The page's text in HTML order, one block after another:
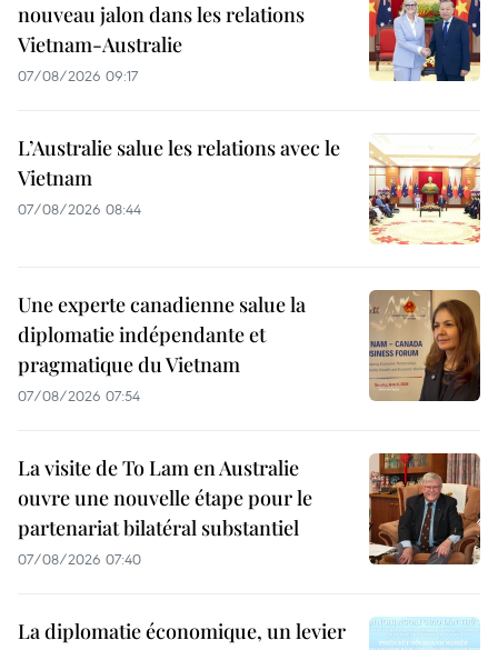
nouveau jalon dans les relations
Vietnam-Australie
07/08/2026 09:17
L’Australie salue les relations avec le
Vietnam
07/08/2026 08:44
Une experte canadienne salue la
diplomatie indépendante et
pragmatique du Vietnam
07/08/2026 07:54
La visite de To Lam en Australie
ouvre une nouvelle étape pour le
partenariat bilatéral substantiel
07/08/2026 07:40
La diplomatie économique, un levier